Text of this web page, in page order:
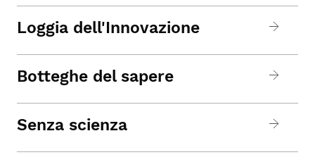
Loggia dell'Innovazione
Botteghe del sapere
Senza scienza